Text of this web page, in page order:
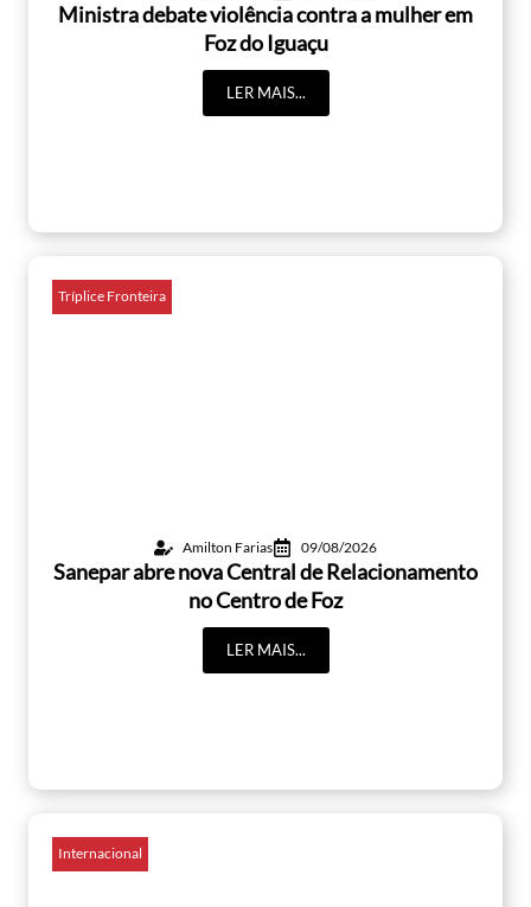
Ministra debate violência contra a mulher em
Foz do Iguaçu
LER MAIS...
Tríplice Fronteira
Amilton Farias 09/08/2026
Sanepar abre nova Central de Relacionamento
no Centro de Foz
LER MAIS...
Internacional